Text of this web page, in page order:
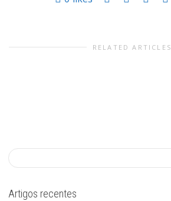
RELATED ARTICLES
Artigos recentes